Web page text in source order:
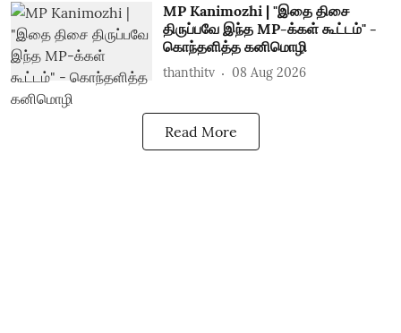
MP Kanimozhi | "இதை திசை
திருப்பவே இந்த MP-க்கள் கூட்டம்" -
கொந்தளித்த கனிமொழி
thanthitv 08 Aug 2026
Read More